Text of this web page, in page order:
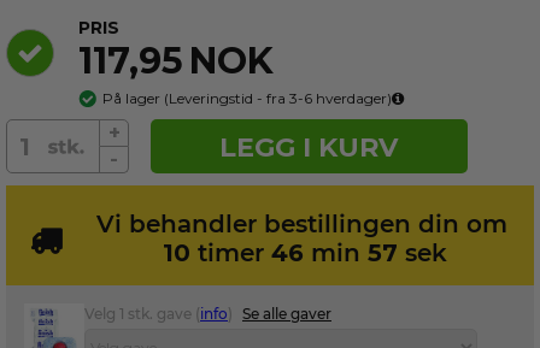
PRIS
117,95 NOK
På lager (Leveringstid - fra 3-6 hverdager)
+
-
LEGG I KURV
Vi behandler bestillingen din om
10 timer 46 min 56 sek
Velg 1 stk. gave ( info ) Se alle gaver